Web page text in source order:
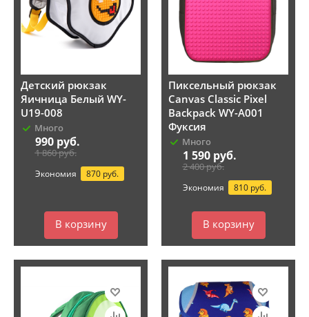
Детский рюкзак
Яичница Белый WY-
U19-008
Много
990руб.
1 860руб.
Экономия 870 руб.
В корзину
Пиксельный рюкзак
Canvas Classic Pixel
Backpack WY-A001
Фуксия
Много
1 590руб.
2 400руб.
Экономия 810 руб.
В корзину